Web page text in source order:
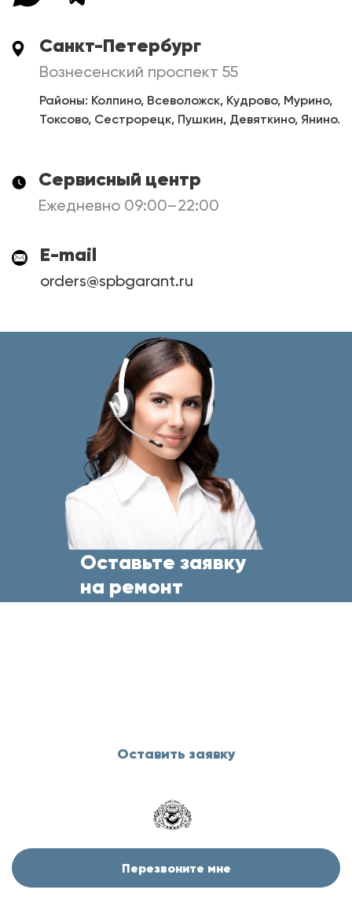
Санкт-Петербург
Вознесенский проспект 55
Районы: Колпино, Всеволожск, Кудрово, Мурино,
Токсово, Сестрорецк, Пушкин, Девяткино, Янино.
Сервисный центр
Ежедневно 09:00–22:00
E-mail
orders@spbgarant.ru
Оставьте заявку
на ремонт
Оставить заявку
Перезвоните мне